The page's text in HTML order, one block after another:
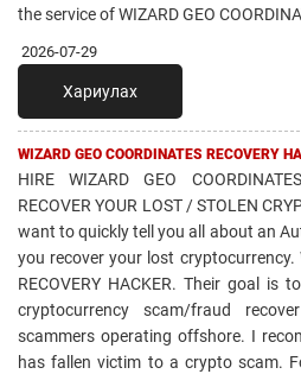
the service of WIZARD GEO
2026-07-29
Хариулах
WIZARD GEO COORDINATES RECOVERY
HIRE WIZARD GEO
RECOVER YOUR LOST / STOLEN
want to quickly tell you all about an
you recover your lost cryptocurrency.
RECOVERY HACKER. Their goal is
cryptocurrency scam/fraud
scammers operating offshore. I
has fallen victim to a crypto scam.